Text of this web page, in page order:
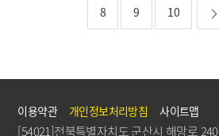
8 9 10
이용약관 개인정보처리방침 사이트맵
[54021]전북특별자치도 군산시 해망로 240